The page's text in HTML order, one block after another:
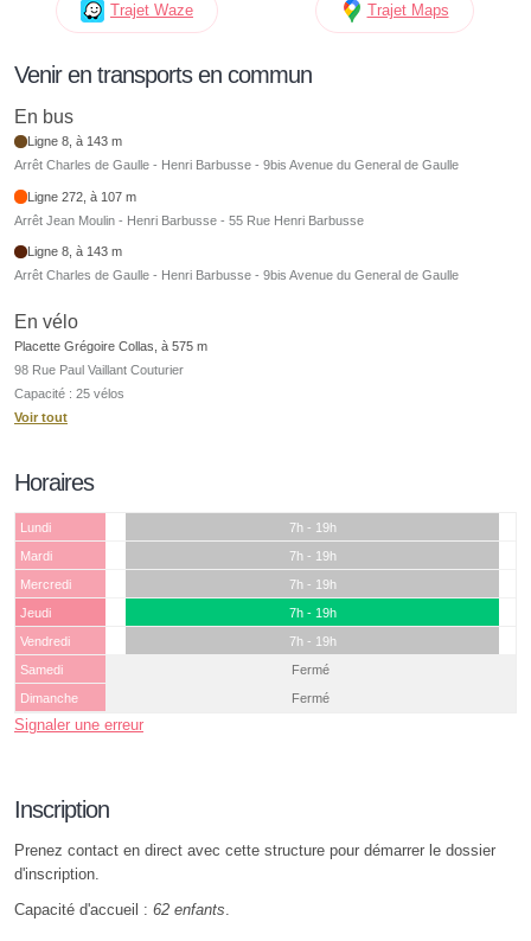
Trajet Waze Trajet Maps
Venir en transports en commun
En bus
Ligne 8, à 143 m
Arrêt Charles de Gaulle - Henri Barbusse - 9bis Avenue du General de Gaulle
Ligne 272, à 107 m
Arrêt Jean Moulin - Henri Barbusse - 55 Rue Henri Barbusse
Ligne 8, à 143 m
Arrêt Charles de Gaulle - Henri Barbusse - 9bis Avenue du General de Gaulle
En vélo
Placette Grégoire Collas, à 575 m
98 Rue Paul Vaillant Couturier
Capacité : 25 vélos
Voir tout
Horaires
Lundi
7h - 19h
Mardi
7h - 19h
Mercredi
7h - 19h
Jeudi
7h - 19h
Vendredi
7h - 19h
Samedi
Fermé
Dimanche
Fermé
Signaler une erreur
Inscription
Prenez contact en direct avec cette structure pour démarrer le dossier
d'inscription.
Capacité d'accueil : 62 enfants